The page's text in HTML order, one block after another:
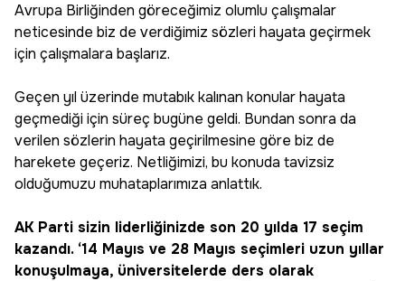
Avrupa Birliğinden göreceğimiz olumlu çalışmalar
neticesinde biz de verdiğimiz sözleri hayata geçirmek
için çalışmalara başlarız.
Geçen yıl üzerinde mutabık kalınan konular hayata
geçmediği için süreç bugüne geldi. Bundan sonra da
verilen sözlerin hayata geçirilmesine göre biz de
harekete geçeriz. Netliğimizi, bu konuda tavizsiz
olduğumuzu muhataplarımıza anlattık.
AK Parti sizin liderliğinizde son 20 yılda 17 seçim
kazandı. ‘14 Mayıs ve 28 Mayıs seçimleri uzun yıllar
konuşulmaya, üniversitelerde ders olarak